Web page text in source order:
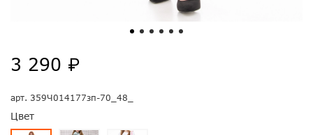
арт. 359Ч014177зп-70_48_
Цвет
3 290 ₽